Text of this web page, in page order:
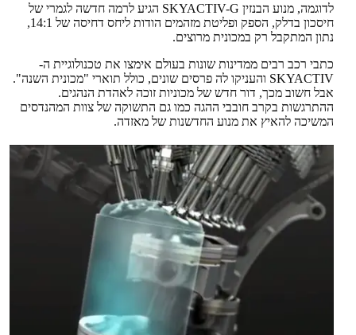
לדוגמה, מנוע הבנזין SKYACTIV-G הגיע לרמה חדשה לגמרי של
חיסכון בדלק, הספק ופליטת מזהמים הודות ליחס דחיסה של 14:1,
נתון המתקבל רק במכונית מרוצים.
כתבי רכב רבים ממדינות שונות בעולם אימצו את טכנולוגיית ה-
SKYACTIV והעניקו לה פרסים שונים, כולל תוארי "מכונית השנה".
אבל חשוב מכך, דור חדש של מכוניות זוכה לאהדת הנהגים.
ההתרגשות בקרב חובבי ההגה כמו גם התשוקה של צוות המהנדסים
המשיכה להאיץ את מנוע החדשנות של מאזדה.